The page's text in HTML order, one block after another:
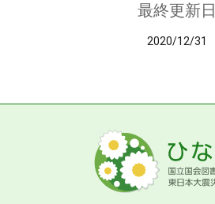
最終更新日
2020/12/31